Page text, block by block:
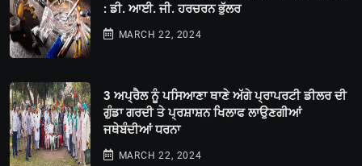
: ਡੀ. ਆਈ. ਜੀ. ਹਰਚਰਨ ਭੁੱਲਰ
MARCH 22, 2024
3 ਅਪ੍ਰੈਲ ਨੂੰ ਪਸਿਆਣਾ ਥਾਣੇ ਅੱਗੇ ਪ੍ਰਾਪਰਟੀ ਡੀਲਰ ਦੀ
ਗੁੰਡਾ ਗਰਦੀ ਤੇ ਪ੍ਰਸ਼ਾਸ਼ਨ ਖਿਲਾਫ ਲਾਉਣਗੀਆਂ
ਜਥੇਬੰਦੀਆਂ ਧਰਨਾ
MARCH 22, 2024